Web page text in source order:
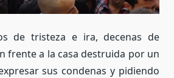
de tristeza e ira, decenas de
frente a la casa destruida por un
sus condenas y pidiendo